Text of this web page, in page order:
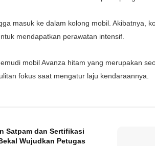
masuk ke dalam kolong mobil. Akibatnya,
mendapatkan perawatan intensif.
mobil Avanza hitam yang merupakan
fokus saat mengatur laju kendaraannya.
Satpam dan Sertifikasi
Wujudkan Petugas